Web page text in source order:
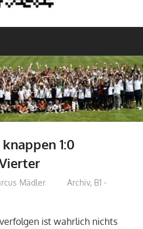
1:0
Mädler Archiv, B1 -
ist wahrlich nichts